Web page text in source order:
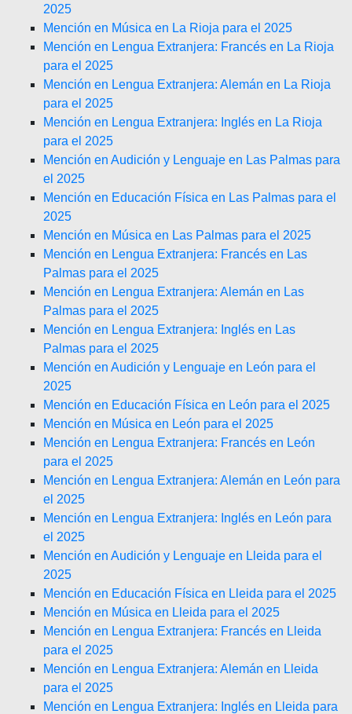
2025
Mención en Música en La Rioja para el 2025
Mención en Lengua Extranjera: Francés en La Rioja
para el 2025
Mención en Lengua Extranjera: Alemán en La Rioja
para el 2025
Mención en Lengua Extranjera: Inglés en La Rioja
para el 2025
Mención en Audición y Lenguaje en Las Palmas para
el 2025
Mención en Educación Física en Las Palmas para el
2025
Mención en Música en Las Palmas para el 2025
Mención en Lengua Extranjera: Francés en Las
Palmas para el 2025
Mención en Lengua Extranjera: Alemán en Las
Palmas para el 2025
Mención en Lengua Extranjera: Inglés en Las
Palmas para el 2025
Mención en Audición y Lenguaje en León para el
2025
Mención en Educación Física en León para el 2025
Mención en Música en León para el 2025
Mención en Lengua Extranjera: Francés en León
para el 2025
Mención en Lengua Extranjera: Alemán en León para
el 2025
Mención en Lengua Extranjera: Inglés en León para
el 2025
Mención en Audición y Lenguaje en Lleida para el
2025
Mención en Educación Física en Lleida para el 2025
Mención en Música en Lleida para el 2025
Mención en Lengua Extranjera: Francés en Lleida
para el 2025
Mención en Lengua Extranjera: Alemán en Lleida
para el 2025
Mención en Lengua Extranjera: Inglés en Lleida para